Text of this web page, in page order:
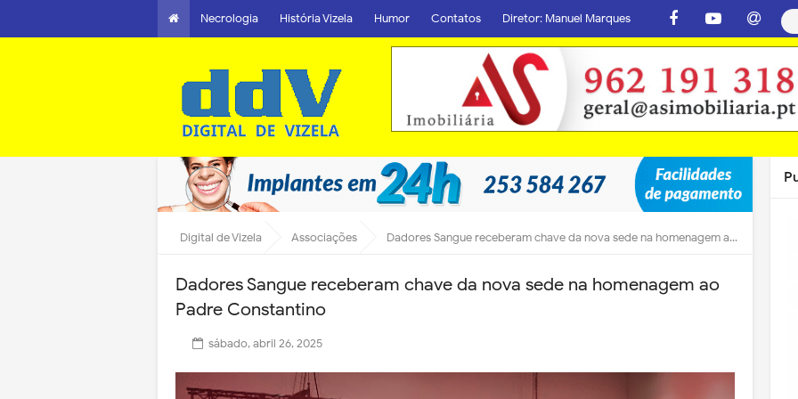
Necrologia História Vizela Humor Contatos Diretor: Manuel Marques
Digital de Vizela Associações Dadores Sangue receberam chave da nova sede na homenagem ao Padre Constantino
Dadores Sangue receberam chave da nova sede na homenagem ao
Padre Constantino
sábado, abril 26, 2025